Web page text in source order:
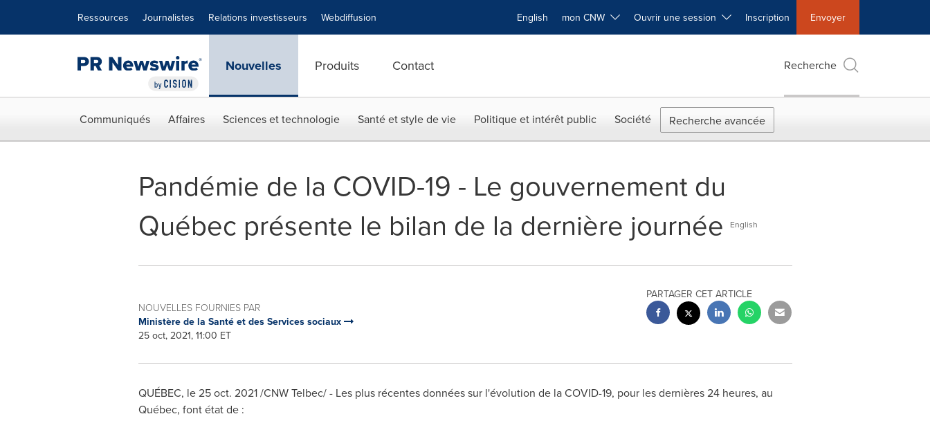
Ressources Journalistes Relations investisseurs Webdiffusion English mon CNW Ouvrir une session Inscription Envoyer
Nouvelles Produits Contact Recherche
Communiqués Affaires Sciences et technologie Santé et style de vie Politique et intérêt public Société Recherche avancée
Pandémie de la COVID-19 - Le gouvernement du
Québec présente le bilan de la dernière journée
English
NOUVELLES FOURNIES PAR
Ministère de la Santé et des Services sociaux
25 oct, 2021, 11:00 ET
PARTAGER CET ARTICLE
QUÉBEC, le25 oct. 2021/CNW Telbec/ - Les plus récentes données sur l'évolution de la COVID-19, pour les dernières 24 heures, au
Québec, font état de :